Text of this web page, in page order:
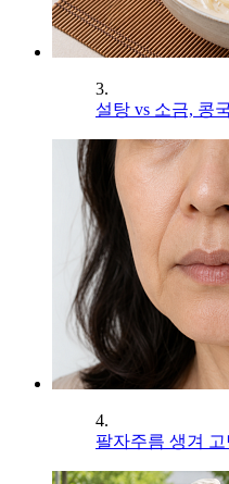
3.
설탕 vs 소금, 콩
4.
팔자주름 생겨